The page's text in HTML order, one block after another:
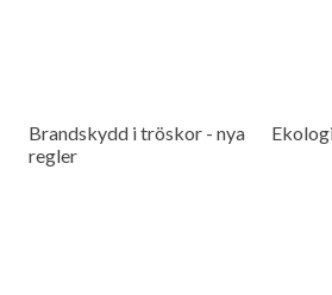
Brandskydd i tröskor - nya
regler